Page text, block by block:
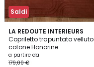
Saldi
LA REDOUTE INTERIEURS
Copriletto trapuntato velluto
cotone Honorine
a partire da
179,00 €
4,4
/ 5